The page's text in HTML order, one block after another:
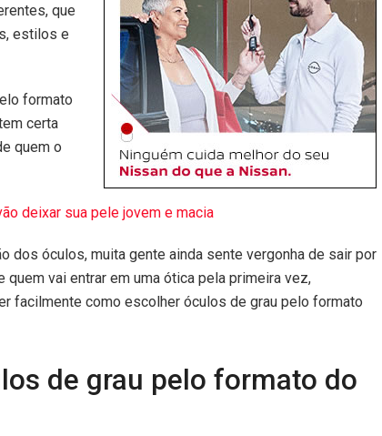
que
estilos e
formato
certa
quem o
deixar sua pele jovem e macia
dos óculos, muita gente ainda sente vergonha de sair por
vai entrar em uma ótica pela primeira vez,
facilmente como escolher óculos de grau pelo formato
de grau pelo formato do